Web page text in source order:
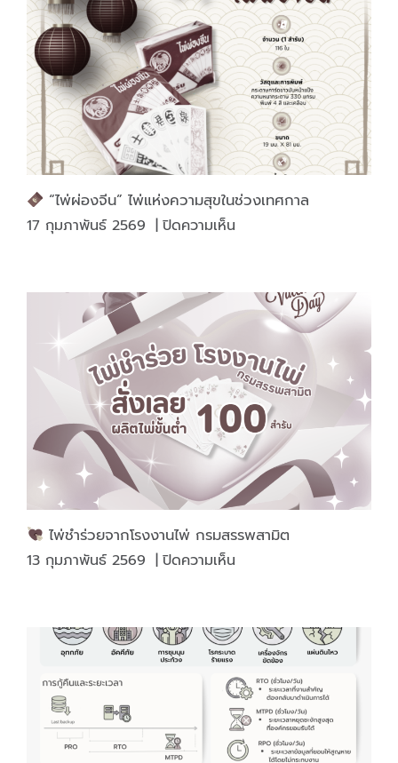
งาน
สวย
ทน
คุ้ม
กว่า
“ไพ่ผ่องจีน” ไพ่แห่งความสุขในช่วงเทศกาล
17 กุมภาพันธ์ 2569 | ปิดความเห็นบน
ผ่อง
จีน”
แห่ง
ความ
สุข
ใน
ช่วง
เทศกาล
ไพ่ชำร่วยจากโรงงานไพ่ กรมสรรพสามิต
13 กุมภาพันธ์ 2569 | ปิดความเห็นบน
ชำร่วย
จาก
โรงงาน
ไพ่
กรม
สรรพ
สามิต